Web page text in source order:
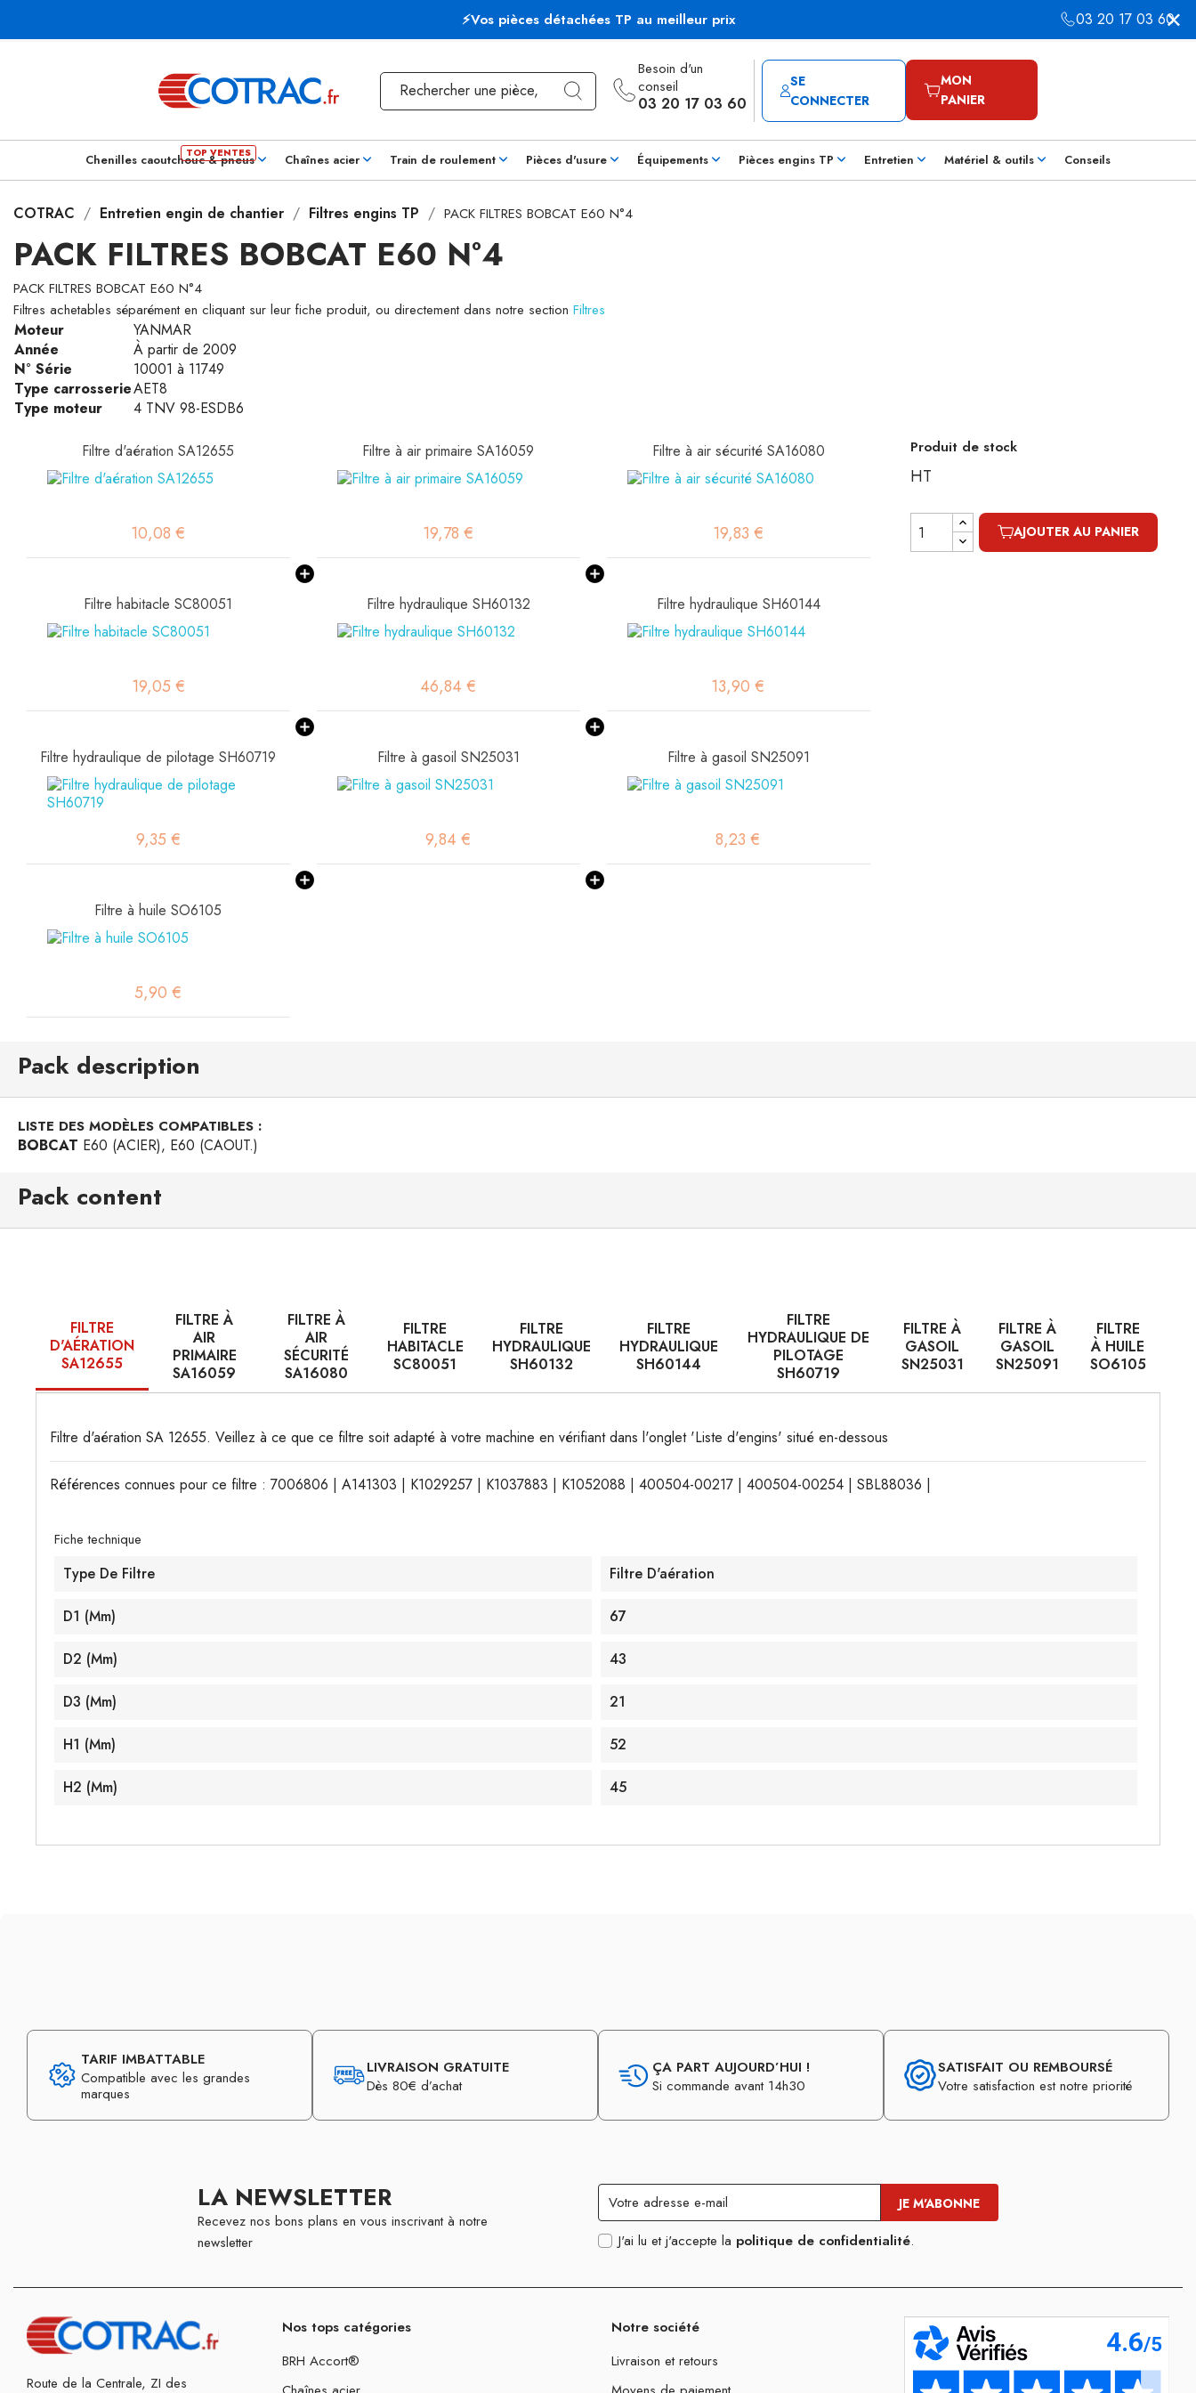
⚡Vos pièces détachées TP au meilleur prix 03 20 17 03 60
Besoin d'un
conseil
03 20 17 03 60
SE
CONNECTER
MON
PANIER
Chenilles caoutchouc & pneus Chaînes acier Train de roulement Pièces d'usure Équipements Pièces engins TP Entretien Matériel & outils Conseils
COTRAC Entretien engin de chantier Filtres engins TP PACK FILTRES BOBCAT E60 N°4
PACK FILTRES BOBCAT E60 N°4
PACK FILTRES BOBCAT E60 N°4
Filtres achetables séparément en cliquant sur leur fiche produit, ou directement dans notre section Filtres
Moteur
YANMAR
Année
À partir de 2009
N° Série
10001 à 11749
Type carrosserieAET8
Type moteur
4 TNV 98-ESDB6
Filtre d'aération SA12655
10,08 €
Filtre à air primaire SA16059
19,78 €
Filtre à air sécurité SA16080
19,83 €
Filtre habitacle SC80051
19,05 €
Filtre hydraulique SH60132
46,84 €
Filtre hydraulique SH60144
13,90 €
Filtre hydraulique de pilotage SH60719
9,35 €
Filtre à gasoil SN25031
9,84 €
Filtre à gasoil SN25091
8,23 €
Filtre à huile SO6105
5,90 €
Produit de stock
HT
AJOUTER AU PANIER
Pack description
LISTE DES MODÈLES COMPATIBLES :
BOBCAT E60 (ACIER), E60 (CAOUT.)
Pack content
FILTRE
D'AÉRATION
SA12655
FILTRE À
AIR
PRIMAIRE
SA16059
FILTRE À
AIR
SÉCURITÉ
SA16080
FILTRE
HABITACLE
SC80051
FILTRE
HYDRAULIQUE
SH60132
FILTRE
HYDRAULIQUE
SH60144
FILTRE
HYDRAULIQUE DE
PILOTAGE
SH60719
FILTRE À
GASOIL
SN25031
FILTRE À
GASOIL
SN25091
FILTRE
À HUILE
SO6105
Filtre d'aération SA 12655. Veillez à ce que ce filtre soit adapté à votre machine en vérifiant dans l'onglet 'Liste d'engins' situé en-dessous
Références connues pour ce filtre : 7006806 | A141303 | K1029257 | K1037883 | K1052088 | 400504-00217 | 400504-00254 | SBL88036 |
Fiche technique
Type De Filtre Filtre D'aération
D1 (mm) 67
D2 (mm) 43
D3 (mm) 21
H1 (mm) 52
H2 (mm) 45
TARIF IMBATTABLE
Compatible avec les grandes
marques
LIVRAISON GRATUITE
Dès 80€ d’achat
ÇA PART AUJOURD’HUI !
Si commande avant 14h30
SATISFAIT OU REMBOURSÉ
Votre satisfaction est notre priorité
LA NEWSLETTER
Recevez nos bons plans en vous inscrivant à notre
newsletter
J'ai lu et j'accepte la politique de confidentialité.
Route de la Centrale, ZI des
Nos tops catégories
BRH Accort®
Notre société
Livraison et retours